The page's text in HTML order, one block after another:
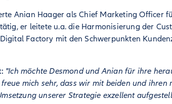
Anian Haager als Chief Marketing Officer
er leitete u.a. die Harmonisierung der
Factory mit den Schwerpunkten
"Ich möchte Desmond und Anian für ihre
mich sehr, dass wir mit beiden und ihren
unserer Strategie exzellent